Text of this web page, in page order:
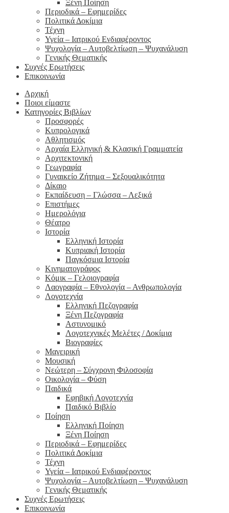
Ξένη Ποίηση
Περιοδικά – Εφημερίδες
Πολιτικά Δοκίμια
Τέχνη
Υγεία – Ιατρικού Ενδιαφέροντος
Ψυχολογία – Αυτοβελτίωση – Ψυχανάλυση
Γενικής Θεματικής
Συχνές Ερωτήσεις
Επικοινωνία
Αρχική
Ποιοι είμαστε
Κατηγορίες Βιβλίων
Προσφορές
Κυπρολογικά
Αθλητισμός
Αρχαία Ελληνική & Κλασική Γραμματεία
Αρχιτεκτονική
Γεωγραφία
Γυναικείο Ζήτημα – Σεξουαλικότητα
Δίκαιο
Εκπαίδευση – Γλώσσα – Λεξικά
Επιστήμες
Ημερολόγια
Θέατρο
Ιστορία
Ελληνική Ιστορία
Κυπριακή Ιστορία
Παγκόσμια Ιστορία
Κινηματογράφος
Κόμικ – Γελοιογραφία
Λαογραφία – Εθνολογία – Ανθρωπολογία
Λογοτεχνία
Ελληνική Πεζογραφία
Ξένη Πεζογραφία
Αστυνομικό
Λογοτεχνικές Μελέτες / Δοκίμια
Βιογραφίες
Μαγειρική
Μουσική
Νεώτερη – Σύγχρονη Φιλοσοφία
Οικολογία – Φύση
Παιδικά
Εφηβική Λογοτεχνία
Παιδικό Βιβλίο
Ποίηση
Ελληνική Ποίηση
Ξένη Ποίηση
Περιοδικά – Εφημερίδες
Πολιτικά Δοκίμια
Τέχνη
Υγεία – Ιατρικού Ενδιαφέροντος
Ψυχολογία – Αυτοβελτίωση – Ψυχανάλυση
Γενικής Θεματικής
Συχνές Ερωτήσεις
Επικοινωνία